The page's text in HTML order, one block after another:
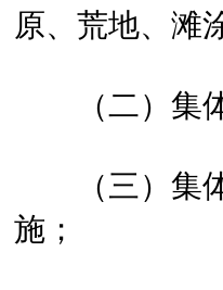
原、荒地、滩
（二）集体
（三）集体
施；